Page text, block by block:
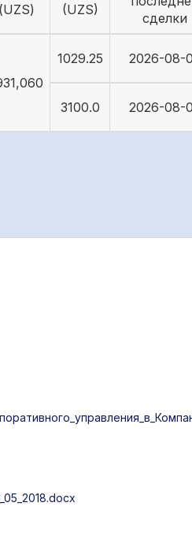
(UZS)
сделки
1029.25
2026-08-
3100.0 2026-08-